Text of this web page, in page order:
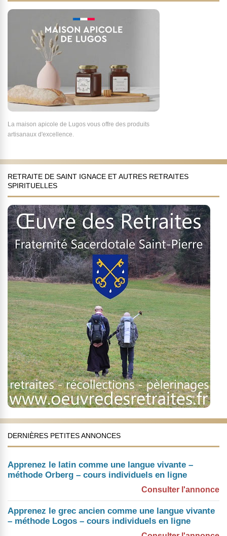
La maison apicole de Lugos vous offre des produits
artisanaux d'excellence.
RETRAITE DE SAINT IGNACE ET AUTRES RETRAITES
SPIRITUELLES
DERNIÈRES PETITES ANNONCES
Apprenez le latin comme une langue vivante –
méthode Orberg – cours individuels en ligne
Consulter l'annonce
Apprenez le grec ancien comme une langue vivante
– méthode Logos – cours individuels en ligne